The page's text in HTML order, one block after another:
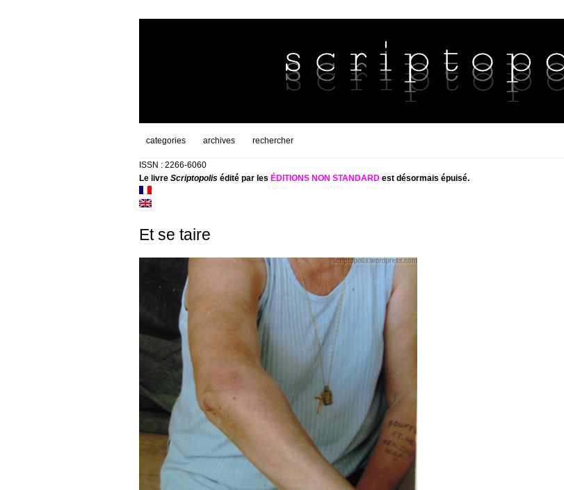
categories archives rechercher
ISSN : 2266-6060
Le livre Scriptopolisédité par les ÉDITIONS NON STANDARDest désormais épuisé.
Et se taire